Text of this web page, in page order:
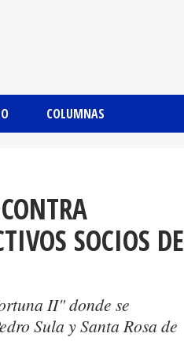
COLUMNAS
SOCIOS DE
II" donde se
Sula y Santa Rosa de